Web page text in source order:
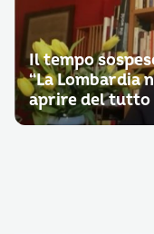
Il tempo
“La Lombardia
aprire del tutto